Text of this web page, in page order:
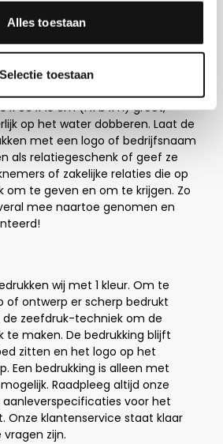
Alles toestaan
Selectie toestaan
Luchtbedden
x 66 x 15 cm (l x b x h) groot,
op het water dobberen. Laat de
met een logo of bedrijfsnaam
als relatiegeschenk of geef ze
of zakelijke relaties die op
om te geven en om te krijgen. Zo
mee naartoe genomen en
wij met 1 kleur. Om te
of ontwerp er scherp bedrukt
zeefdruk-techniek om de
te maken. De bedrukking blijft
zitten en het logo op het
Een bedrukking is alleen met
Raadpleeg altijd onze
voor het
Onze klantenservice staat klaar
zijn.